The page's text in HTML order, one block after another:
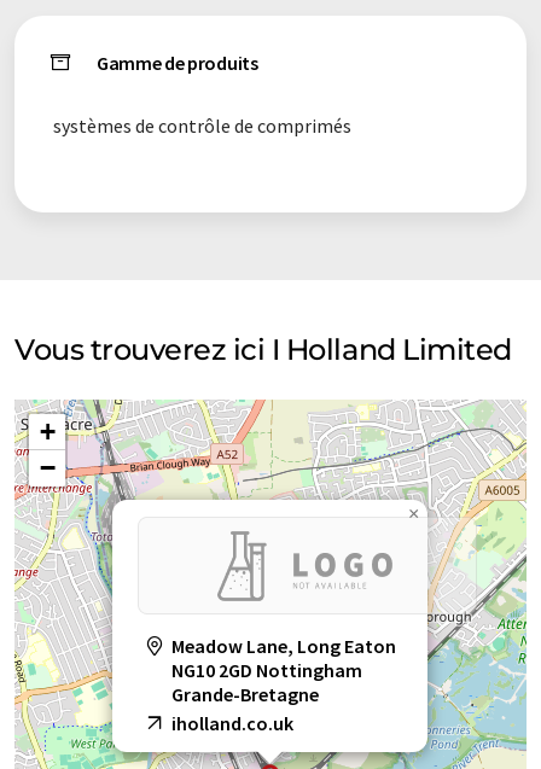
Gamme de produits
systèmes de contrôle de comprimés
Vous trouverez ici I Holland Limited
Meadow Lane, Long Eaton
NG10 2GD Nottingham
Grande-Bretagne
iholland.co.uk
×
+
−